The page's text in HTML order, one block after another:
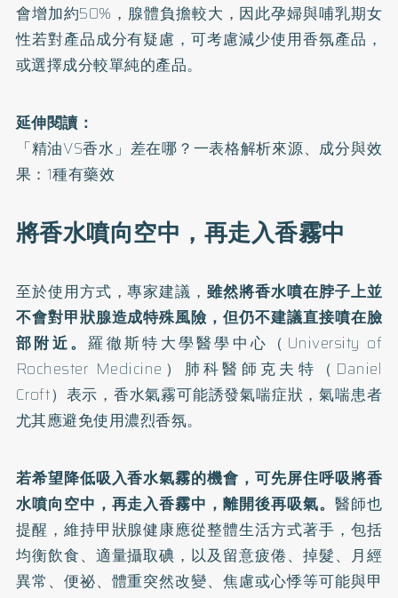
會增加約50%，腺體負擔較大，因此孕婦與哺乳期女
性若對產品成分有疑慮，可考慮減少使用香氛產品，
或選擇成分較單純的產品。
延伸閱讀：
「精油VS香水」差在哪？一表格解析來源、成分與效
果：1種有藥效
將香水噴向空中，再走入香霧中
至於使用方式，專家建議，雖然將香水噴在脖子上並
不會對甲狀腺造成特殊風險，但仍不建議直接噴在臉
部附近。羅徹斯特大學醫學中心（University of
Rochester Medicine）肺科醫師克夫特（Daniel
Croft）表示，香水氣霧可能誘發氣喘症狀，氣喘患者
尤其應避免使用濃烈香氛。
若希望降低吸入香水氣霧的機會，可先屏住呼吸將香
水噴向空中，再走入香霧中，離開後再吸氣。 醫師也
提醒，維持甲狀腺健康應從整體生活方式著手，包括
均衡飲食、適量攝取碘，以及留意疲倦、掉髮、月經
異常、便祕、體重突然改變、焦慮或心悸等可能與甲